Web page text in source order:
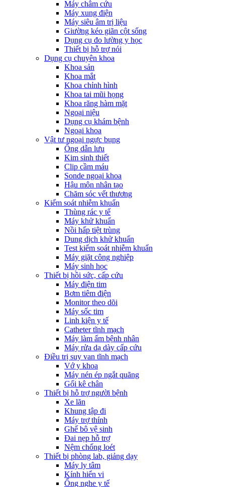
Máy châm cứu
Máy xung điện
Máy siêu âm trị liệu
Giường kéo giãn cột sống
Dụng cụ đo lường y học
Thiết bị hỗ trợ nói
Dụng cụ chuyên khoa
Khoa sản
Khoa mắt
Khoa chỉnh hình
Khoa tai mũi họng
Khoa răng hàm mặt
Ngoại niệu
Dụng cụ khám bệnh
Ngoại khoa
Vật tư ngoại ngực bụng
Ống dẫn lưu
Kim sinh thiết
Clip cầm máu
Sonde ngoại khoa
Hậu môn nhân tạo
Chăm sóc vết thương
Kiểm soát nhiễm khuẩn
Thùng rác y tế
Máy khử khuẩn
Nồi hấp tiệt trùng
Dung dịch khử khuẩn
Test kiểm soát nhiễm khuẩn
Máy giặt công nghiệp
Máy sinh học
Thiết bị hồi sức, cấp cứu
Máy điện tim
Bơm tiêm điện
Monitor theo dõi
Máy sốc tim
Linh kiện y tế
Catheter tĩnh mạch
Máy làm ấm bệnh nhân
Máy rửa dạ dày cấp cứu
Điều trị suy van tĩnh mạch
Vớ y khoa
Máy nén ép ngắt quãng
Gối kê chân
Thiết bị hỗ trợ người bệnh
Xe lăn
Khung tập đi
Máy trợ thính
Ghế bô vệ sinh
Đai nẹp hỗ trợ
Nệm chống loét
Thiết bị phòng lab, giảng dạy
Máy ly tâm
Kính hiển vi
Ống nghe y tế